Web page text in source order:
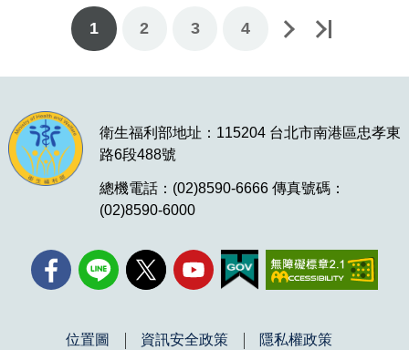
1 2 3 4
下一頁最後一頁
衛生福利部地址：115204 台北市南港區忠孝東
路6段488號
總機電話：(02)8590-6666 傳真號碼：
(02)8590-6000
位置圖 資訊安全政策 隱私權政策